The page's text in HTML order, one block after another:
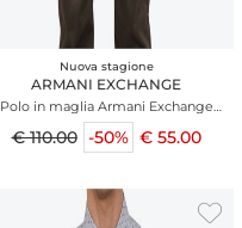
Nuova stagione
ARMANI EXCHANGE
Polo in maglia Armani Exchange
uomo taupe
€ 110.00 -50% € 55.00